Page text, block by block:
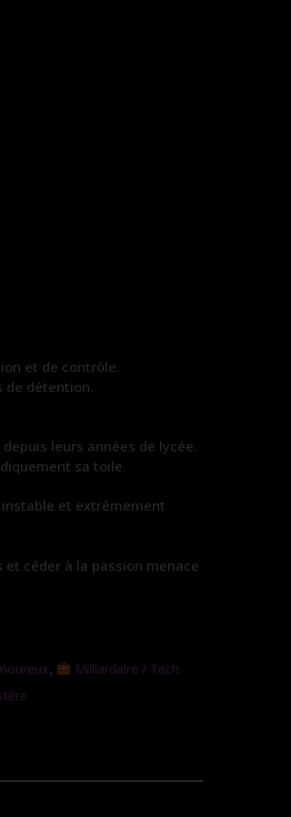
et de contrôle.
de détention.
leurs années de lycée.
sa toile.
et extrêmement
céder à la passion menace
,
Milliardaire / Tech-